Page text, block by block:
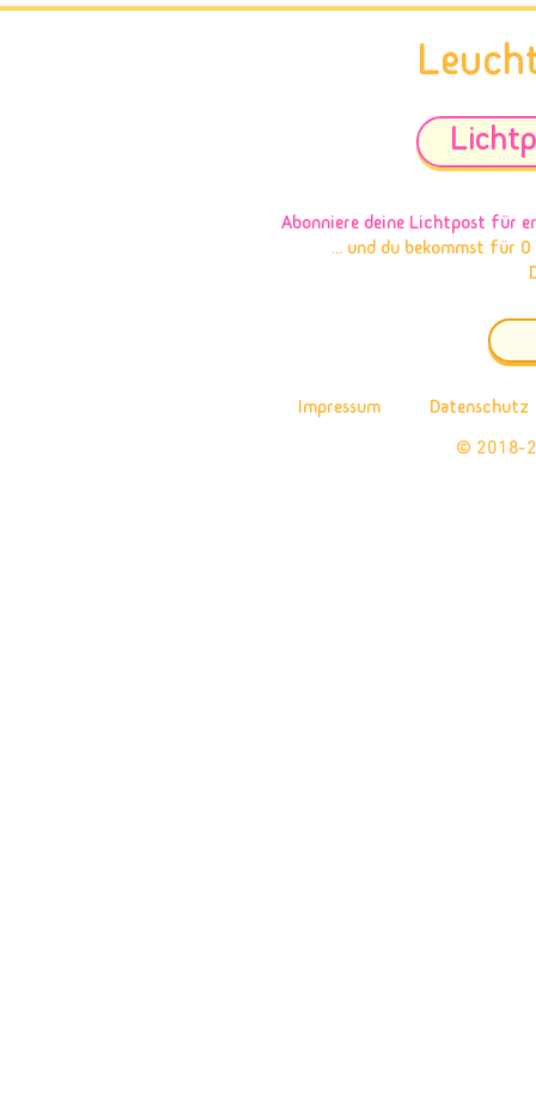
Abonniere deine Lichtpost für
... und du bekommst für
Impressum Datenschutz
© 2018-